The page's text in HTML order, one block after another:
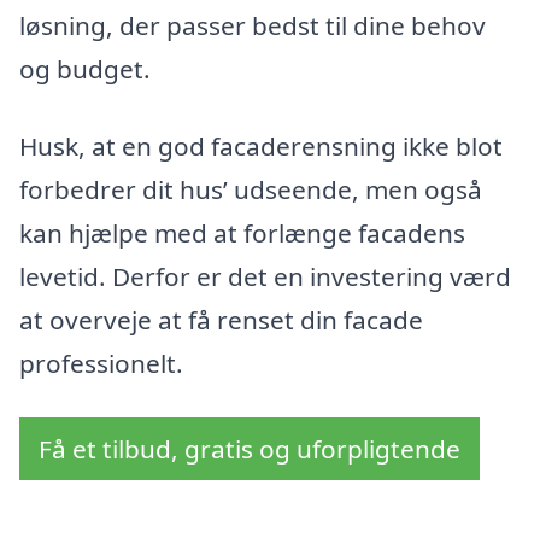
løsning, der passer bedst til dine behov
og budget.
Husk, at en god facaderensning ikke blot
forbedrer dit hus’ udseende, men også
kan hjælpe med at forlænge facadens
levetid. Derfor er det en investering værd
at overveje at få renset din facade
professionelt.
Få et tilbud, gratis og uforpligtende